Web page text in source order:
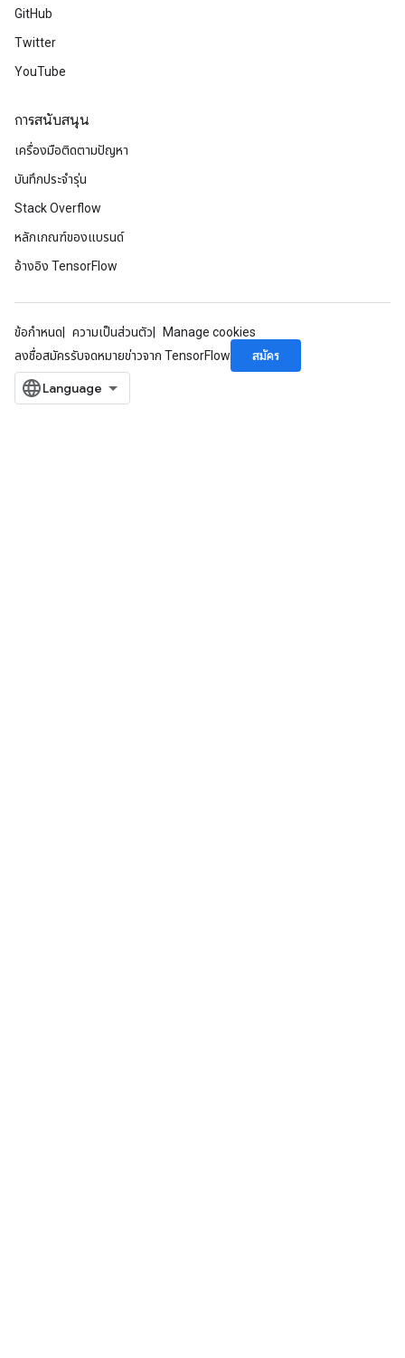
GitHub
Twitter
YouTube
การสนับสนุน
เครื่องมือติดตามปัญหา
บันทึกประจำรุ่น
Stack Overflow
หลักเกณฑ์ของแบรนด์
อ้างอิง TensorFlow
ข้อกำหนด ความเป็นส่วนตัว
Manage cookies
ลงชื่อสมัครรับจดหมายข่าวจาก TensorFlow
สมัคร